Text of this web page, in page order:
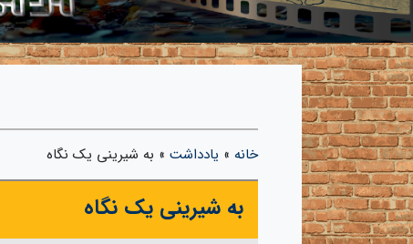
خانه » یادداشت » به شیرینی یک نگاه
به شیرینی یک نگاه